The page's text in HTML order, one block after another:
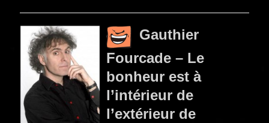
Gauthier
Fourcade – Le
bonheur est à
l’intérieur de
l’extérieur de